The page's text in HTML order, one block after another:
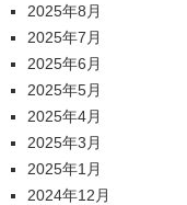
2025年8月
2025年7月
2025年6月
2025年5月
2025年4月
2025年3月
2025年1月
2024年12月